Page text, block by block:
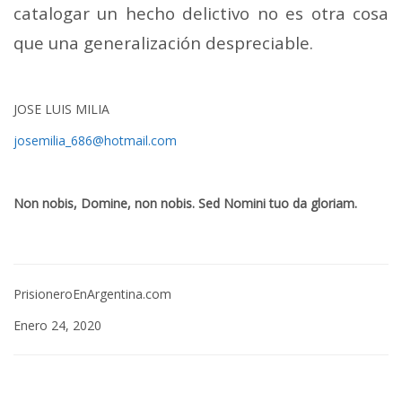
catalogar un hecho delictivo no es otra cosa
que una generalización despreciable.
JOSE LUIS MILIA
josemilia_686@hotmail.com
Non nobis, Domine, non nobis. Sed Nomini tuo da gloriam.
PrisioneroEnArgentina.com
Enero 24, 2020